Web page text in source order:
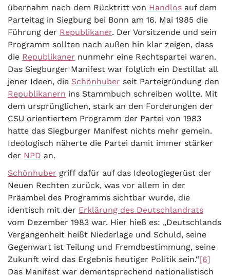
übernahm nach dem Rücktritt von Handlos auf dem
Parteitag in Siegburg bei Bonn am 16. Mai 1985 die
Führung der Republikaner. Der Vorsitzende und sein
Programm sollten nach außen hin klar zeigen, dass
die Republikaner nunmehr eine Rechtspartei waren.
Das Siegburger Manifest war folglich ein Destillat all
jener Ideen, die Schönhuber seit Parteigründung den
Republikanern ins Stammbuch schreiben wollte. Mit
dem ursprünglichen, stark an den Forderungen der
CSU orientiertem Programm der Partei von 1983
hatte das Siegburger Manifest nichts mehr gemein.
Ideologisch näherte die Partei damit immer stärker
der NPD an.
Schönhuber griff dafür auf das Ideologiegerüst der
Neuen Rechten zurück, was vor allem in der
Präambel des Programms sichtbar wurde, die
identisch mit der Erklärung des Deutschlandrats
vom Dezember 1983 war. Hier hieß es: „Deutschlands
Vergangenheit heißt Niederlage und Schuld, seine
Gegenwart ist Teilung und Fremdbestimmung, seine
Zukunft wird das Ergebnis heutiger Politik sein.“[6]
Das Manifest war dementsprechend nationalistisch